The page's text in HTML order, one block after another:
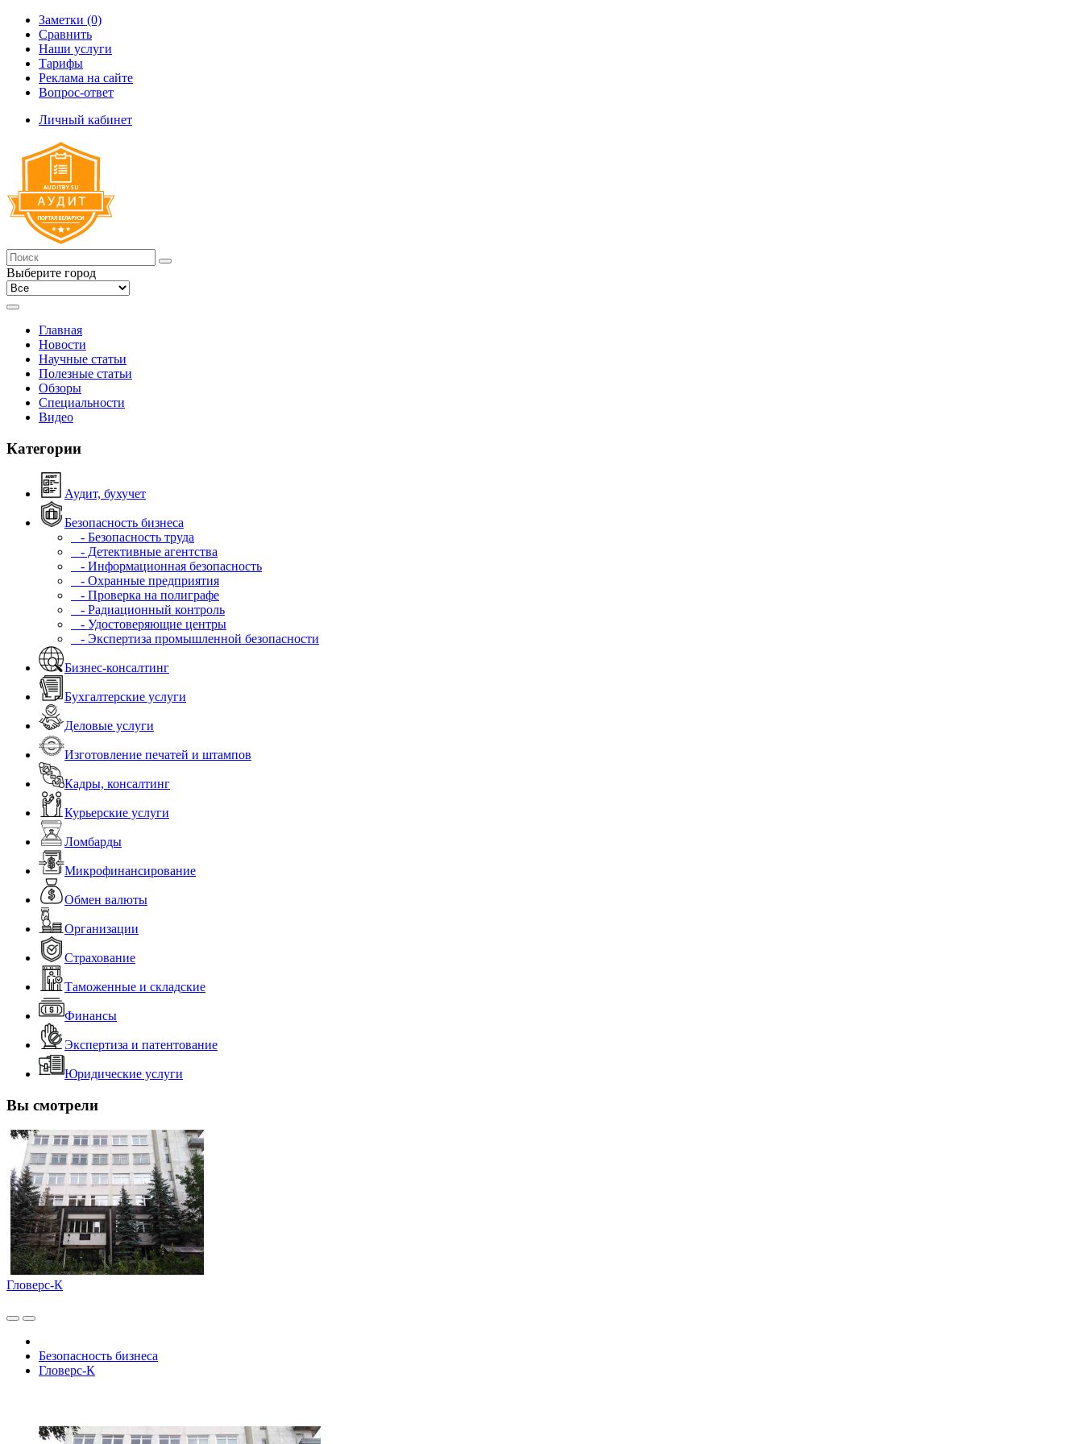
Заметки (0)
Сравнить
Наши услуги
Тарифы
Реклама на сайте
Вопрос-ответ
Личный кабинет
Выберите город
Главная
Новости
Научные статьи
Полезные статьи
Обзоры
Специальности
Видео
Категории
Аудит, бухучет
Безопасность бизнеса
- Безопасность труда
- Детективные агентства
- Информационная безопасность
- Охранные предприятия
- Проверка на полиграфе
- Радиационный контроль
- Удостоверяющие центры
- Экспертиза промышленной безопасности
Бизнес-консалтинг
Бухгалтерские услуги
Деловые услуги
Изготовление печатей и штампов
Кадры, консалтинг
Курьерские услуги
Ломбарды
Микрофинансирование
Обмен валюты
Организации
Страхование
Таможенные и складские
Финансы
Экспертиза и патентование
Юридические услуги
Вы смотрели
Гловерс-К
Безопасность бизнеса
Гловерс-К